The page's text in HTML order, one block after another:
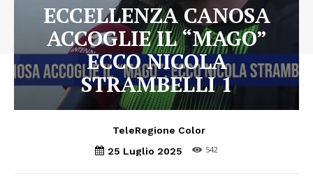
ECCELLENZA CANOSA
ACCOGLIE IL “MAGO”
ECCO NICOLA
STRAMBELLI 1
TeleRegione Color
25 Luglio 2025
542